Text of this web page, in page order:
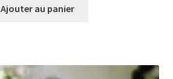
Ajouter au panier